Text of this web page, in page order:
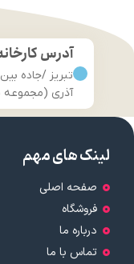
آدرس
تبریز /جاده
آذری (مجموعه
لینک های مهم
صفحه اصلی
فروشگاه
درباره ما
تماس با ما